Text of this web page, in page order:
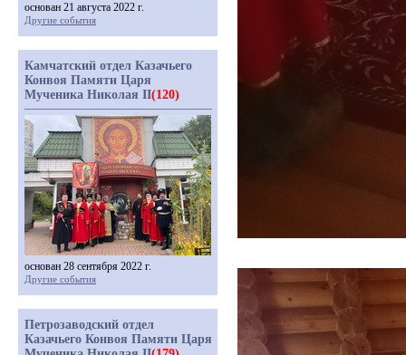
основан 21 августа 2022 г.
Другие события
Камчатский отдел Казачьего
Конвоя Памяти Царя
Мученика Николая II(120)
основан 28 сентября 2022 г.
Другие события
Петрозаводский отдел
Казачьего Конвоя Памяти Царя